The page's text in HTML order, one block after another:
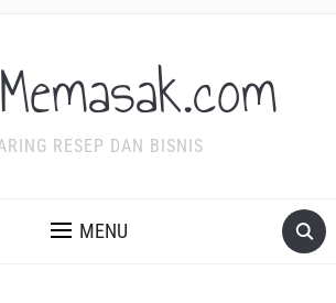
RESEP DAN BISNIS
MENU